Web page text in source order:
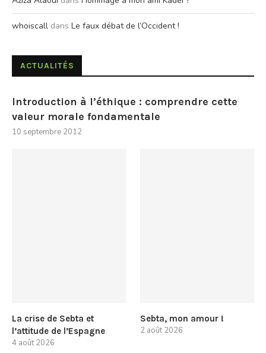
whoiscall dans Le faux débat de l’Occident !
ACTUALITÉS
Introduction à l’éthique : comprendre cette
valeur morale fondamentale
10 septembre 2012
La crise de Sebta et
l’attitude de l’Espagne
4 août 2026
Sebta, mon amour !
2 août 2026